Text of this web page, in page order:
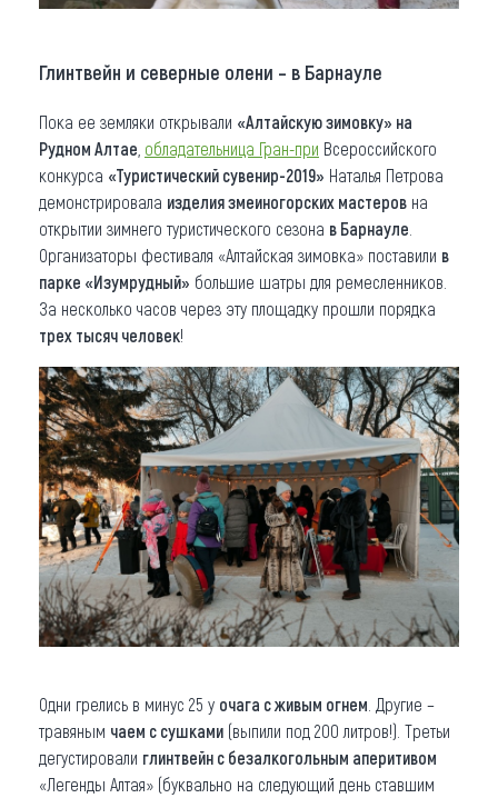
Глинтвейн и северные олени – в Барнауле
Пока ее земляки открывали «Алтайскую зимовку» на
Рудном Алтае обладательница Гран-при Всероссийского
конкурса «Туристический сувенир-2019» Наталья Петрова
демонстрировала изделия змеиногорских мастеров на
открытии зимнего туристического сезона в Барнауле
Организаторы фестиваля «Алтайская зимовка» поставили в
парке «Изумрудный» большие шатры для ремесленников.
За несколько часов через эту площадку прошли порядка
трех тысяч человек!
Одни грелись в минус 25 у очага с живым огнем . Другие –
травяным чаем с сушками (выпили под 200 литров!). Третьи
дегустировали глинтвейн с безалкогольным аперитивом
«Легенды Алтая» (буквально на следующий день ставшим